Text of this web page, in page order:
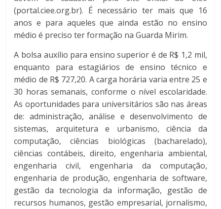
(portal.ciee.org.br). É necessário ter mais que 16
anos e para aqueles que ainda estão no ensino
médio é preciso ter formação na Guarda Mirim.
A bolsa auxílio para ensino superior é de R$ 1,2 mil,
enquanto para estagiários de ensino técnico e
médio de R$ 727,20. A carga horária varia entre 25 e
30 horas semanais, conforme o nível escolaridade.
As oportunidades para universitários são nas áreas
de: administração, análise e desenvolvimento de
sistemas, arquitetura e urbanismo, ciência da
computação, ciências biológicas (bacharelado),
ciências contábeis, direito, engenharia ambiental,
engenharia civil, engenharia da computação,
engenharia de produção, engenharia de software,
gestão da tecnologia da informação, gestão de
recursos humanos, gestão empresarial, jornalismo,